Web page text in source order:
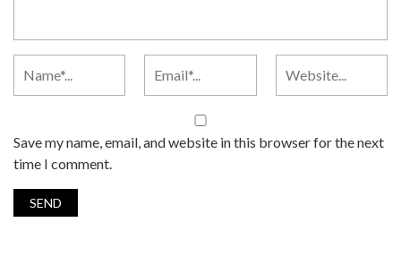
Save my name, email, and website in this browser for the next
time I comment.